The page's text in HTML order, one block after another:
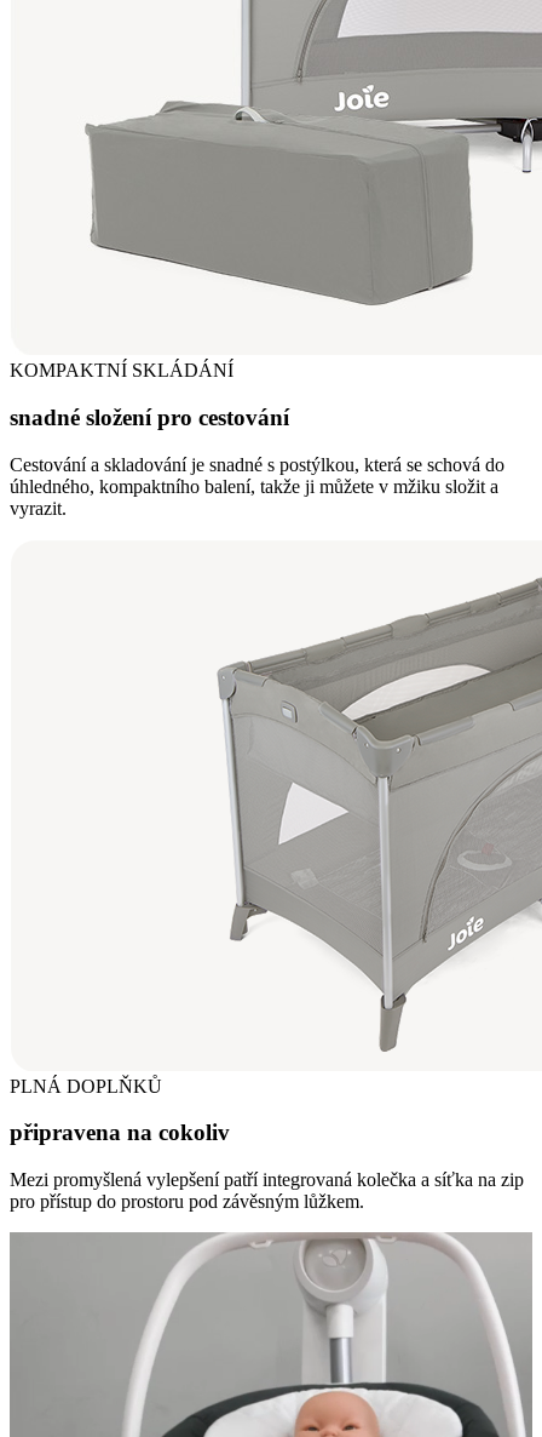
KOMPAKTNÍ SKLÁDÁNÍ
snadné složení pro cestování
Cestování a skladování je snadné s postýlkou, která se schová do
úhledného, kompaktního balení, takže ji můžete v mžiku složit a
vyrazit.
PLNÁ DOPLŇKŮ
připravena na cokoliv
Mezi promyšlená vylepšení patří integrovaná kolečka a síťka na zip
pro přístup do prostoru pod závěsným lůžkem.